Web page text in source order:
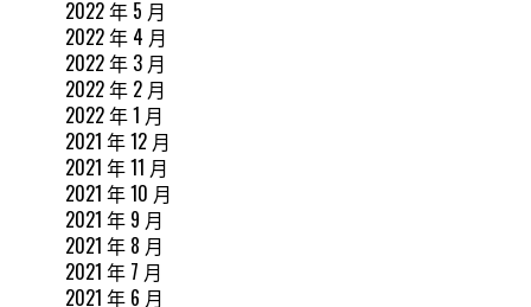
2022 年 5 月
2022 年 4 月
2022 年 3 月
2022 年 2 月
2022 年 1 月
2021 年 12 月
2021 年 11 月
2021 年 10 月
2021 年 9 月
2021 年 8 月
2021 年 7 月
2021 年 6 月